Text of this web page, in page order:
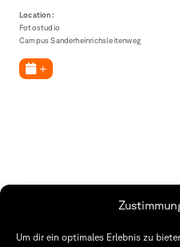
Um dir ein optimales Erlebnis zu
Location:
Fotostudio
Campus Sanderheinrichsleitenweg
+
THWS | Fakultät